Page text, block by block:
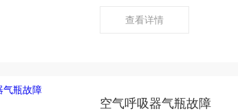
查看详情
空气呼吸器气瓶故障